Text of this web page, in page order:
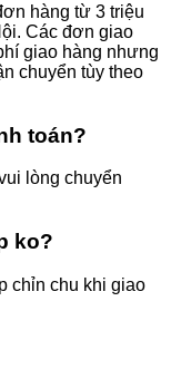
hàng từ 3 triệu
Các đơn giao
giao hàng nhưng
chuyển tùy theo
toán?
lòng chuyển
ko?
chỉn chu khi giao